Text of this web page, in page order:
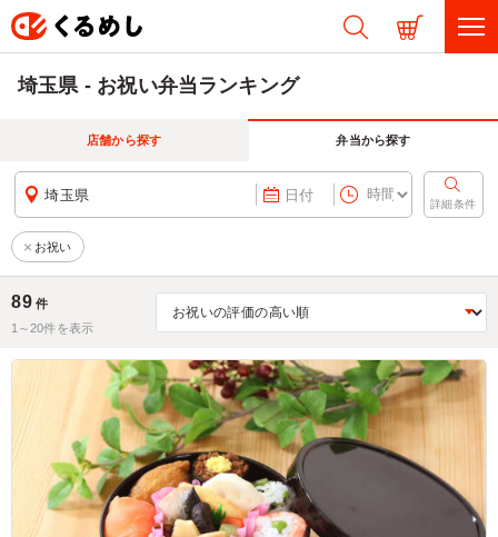
埼玉県 - お祝い弁当ランキング
店舗から探す 弁当から探す
埼玉県 日付
詳細条件
お祝い
89 件
1～20件を表示